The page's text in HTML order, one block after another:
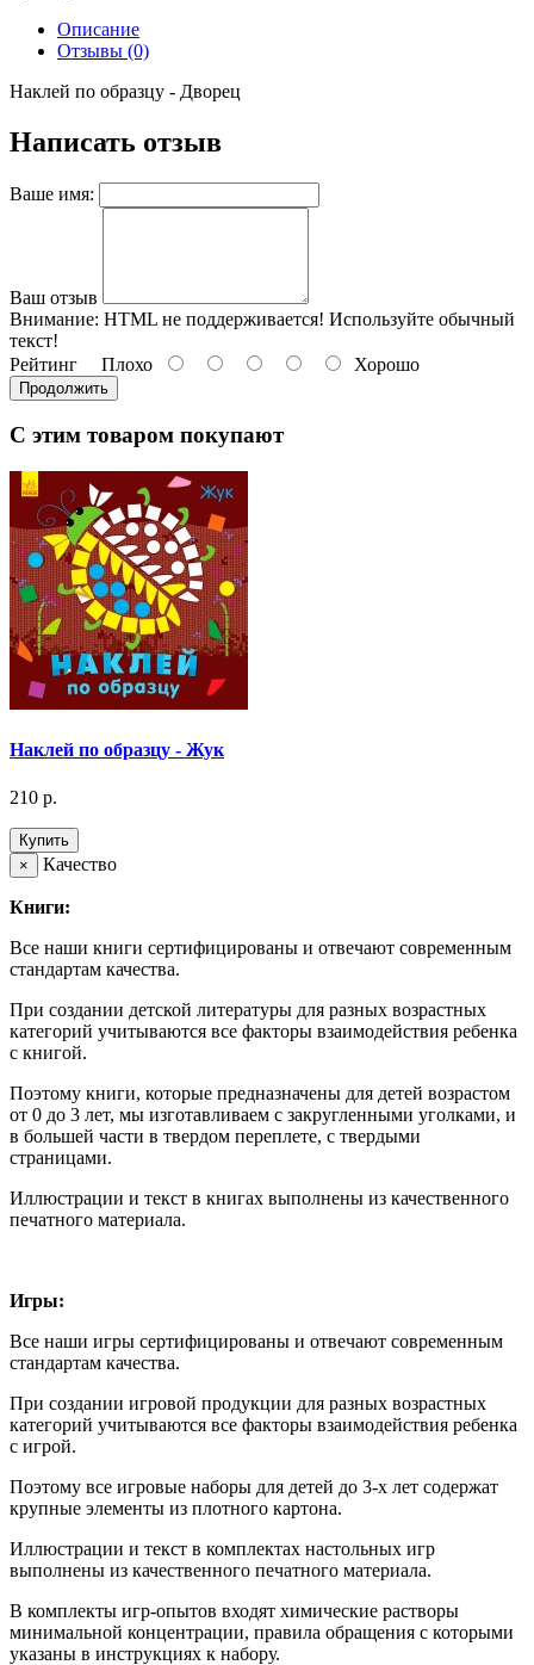
Описание
Отзывы (0)
Наклей по образцу - Дворец
Написать отзыв
Ваше имя:
Ваш отзыв
Внимание: HTML не поддерживается! Используйте обычный
текст!
Рейтинг Плохо Хорошо
Продолжить
С этим товаром покупают
Наклей по образцу - Жук
210 р.
Купить
×
Качество
Книги:
Все наши книги сертифицированы и отвечают современным
стандартам качества.
При создании детской литературы для разных возрастных
категорий учитываются все факторы взаимодействия ребенка
с книгой.
Поэтому книги, которые предназначены для детей возрастом
от 0 до 3 лет, мы изготавливаем с закругленными уголками, и
в большей части в твердом переплете, с твердыми
страницами.
Иллюстрации и текст в книгах выполнены из качественного
печатного материала.
Игры:
Все наши игры сертифицированы и отвечают современным
стандартам качества.
При создании игровой продукции для разных возрастных
категорий учитываются все факторы взаимодействия ребенка
с игрой.
Поэтому все игровые наборы для детей до 3-х лет содержат
крупные элементы из плотного картона.
Иллюстрации и текст в комплектах настольных игр
выполнены из качественного печатного материала.
В комплекты игр-опытов входят химические растворы
минимальной концентрации, правила обращения с которыми
указаны в инструкциях к набору.